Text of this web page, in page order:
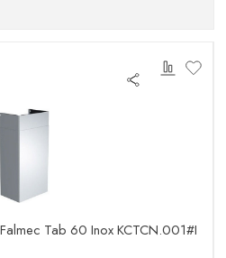
Tab 60 Inox KCTCN.001#I